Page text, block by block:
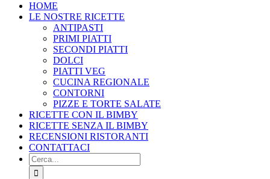
HOME
LE NOSTRE RICETTE
ANTIPASTI
PRIMI PIATTI
SECONDI PIATTI
DOLCI
PIATTI VEG
CUCINA REGIONALE
CONTORNI
PIZZE E TORTE SALATE
RICETTE CON IL BIMBY
RICETTE SENZA IL BIMBY
RECENSIONI RISTORANTI
CONTATTACI
Cerca
per: